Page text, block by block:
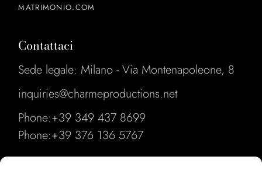
MATRIMONIO.COM
Contattaci
Sede legale: Milano - Via Montenapoleone, 8
inquiries@charmeproductions.net
Phone:+39 349 437 8699
Phone:+39 376 136 5767